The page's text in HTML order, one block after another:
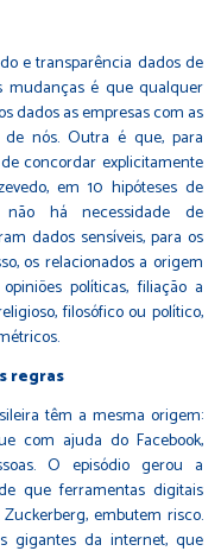
e transparência dados de
mudanças é que qualquer
dados as empresas com as
nós. Outra é que, para
concordar explicitamente
em 10 hipóteses de
há necessidade de
dados sensíveis, para os
os relacionados a origem
políticas, filiação a
filosófico ou político,
regras
têm a mesma origem:
com ajuda do Facebook,
. O episódio gerou a
que ferramentas digitais
embutem risco.
gigantes da internet, que